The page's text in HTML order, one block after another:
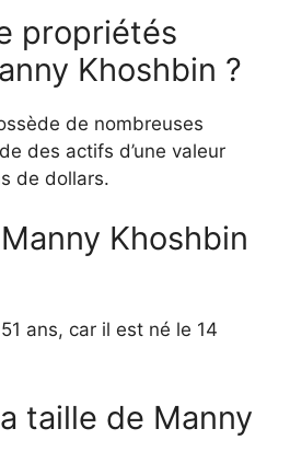
propriétés
Khoshbin ?
de nombreuses
des actifs d’une valeur
de dollars.
Khoshbin
ans, car il est né le 14
taille de Manny